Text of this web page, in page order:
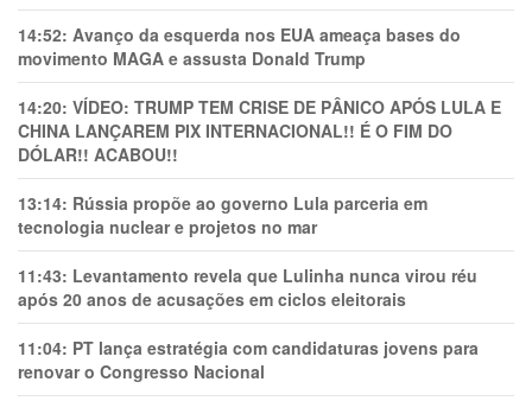
14:52: Avanço da esquerda nos EUA ameaça bases do
movimento MAGA e assusta Donald Trump
14:20: VÍDEO: TRUMP TEM CRlSE DE PÂNlCO APÓS LULA E
CHINA LANÇAREM PIX INTERNACIONAL!! É O FIM DO
DÓLAR!! ACABOU!!
13:14: Rússia propõe ao governo Lula parceria em
tecnologia nuclear e projetos no mar
11:43: Levantamento revela que Lulinha nunca virou réu
após 20 anos de acusações em ciclos eleitorais
11:04: PT lança estratégia com candidaturas jovens para
renovar o Congresso Nacional